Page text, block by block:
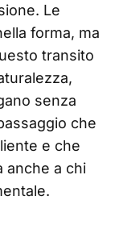
Le
forma, ma
transito
senza
che
e che
anche a chi